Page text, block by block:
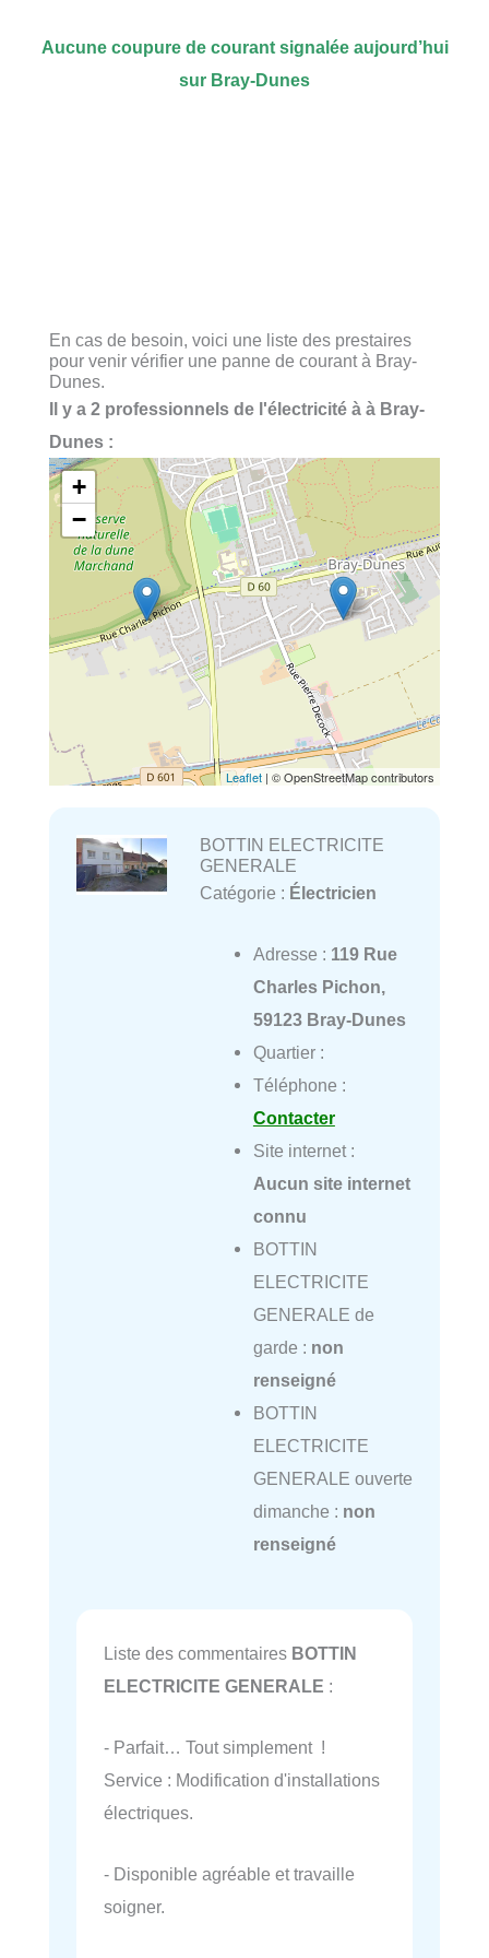
Aucune coupure de courant signalée aujourd’hui
sur Bray-Dunes
En cas de besoin, voici une liste des prestaires
pour venir vérifier une panne de courant à Bray-
Dunes.
Il y a 2 professionnels de l'électricité à à Bray-
Dunes :
+
−
Leaflet | © OpenStreetMap contributors
BOTTIN ELECTRICITE
GENERALE
Catégorie : Électricien
Adresse : 119 Rue
Charles Pichon,
59123 Bray-Dunes
Quartier :
Téléphone :
Contacter
Site internet :
Aucun site internet
connu
BOTTIN
ELECTRICITE
GENERALE de
garde : non
renseigné
BOTTIN
ELECTRICITE
GENERALE ouverte
dimanche : non
renseigné
Liste des commentaires BOTTIN
ELECTRICITE GENERALE :
- Parfait… Tout simplement !
Service : Modification d'installations
électriques.
- Disponible agréable et travaille
soigner.